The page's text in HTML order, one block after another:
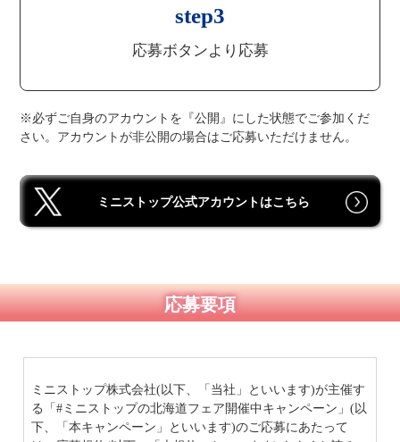
step3
応募ボタンより応募
※必ずご自身のアカウントを『公開』にした状態でご参加くだ
さい。アカウントが非公開の場合はご応募いただけません。
ミニストップ公式アカウントはこちら
応募要項
ミニストップ株式会社(以下、「当社」といいます)が主催す
る「#ミニストップの北海道フェア開催中キャンペーン」(以
下、「本キャンペーン」といいます)のご応募にあたって